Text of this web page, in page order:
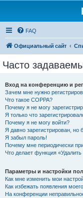
FAQ
Официальный сайт
Часто
Вход на конференцию и
Зачем мне нужно
Что такое COPPA?
Почему я не могу
Я только что
Почему я не могу войти?
Я давно зарегистрирован, но
Я забыл пароль!
Почему мне периодически
Что делает функция
Параметры и настройки
Как мне изменить мои
Как избежать появления
На конференции